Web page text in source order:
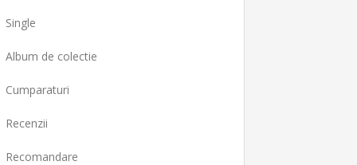
Single
Album de colectie
Cumparaturi
Recenzii
Recomandare